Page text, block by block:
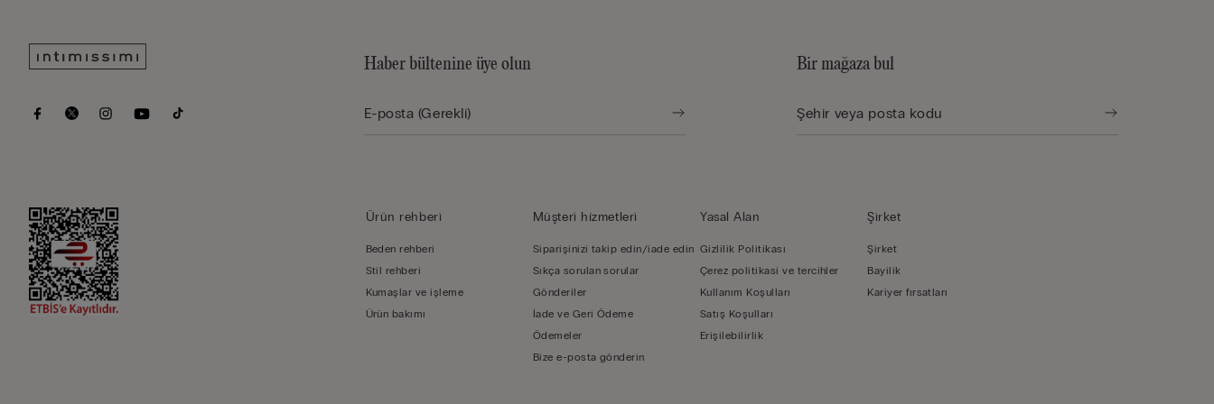
Haber bültenine üye olun Bir mağaza bul
Ürün rehberi̇
Beden rehberi
Stil rehberi
Kumaşlar ve işleme
Ürün bakımı
Müşteri̇ hi̇zmetleri̇
Siparişinizi takip edin/iade edin
Sıkça sorulan sorular
Gönderiler
İade ve Geri Ödeme
Ödemeler
Bize e-posta gönderin
Yasal Alan
Gizlilik Politikası
Çerez politikasi ve tercihler
Kullanım Koşulları
Satış Koşulları
Erişilebilirlik
Şi̇rket
Şi̇rket
Bayilik
Kariyer fırsatları